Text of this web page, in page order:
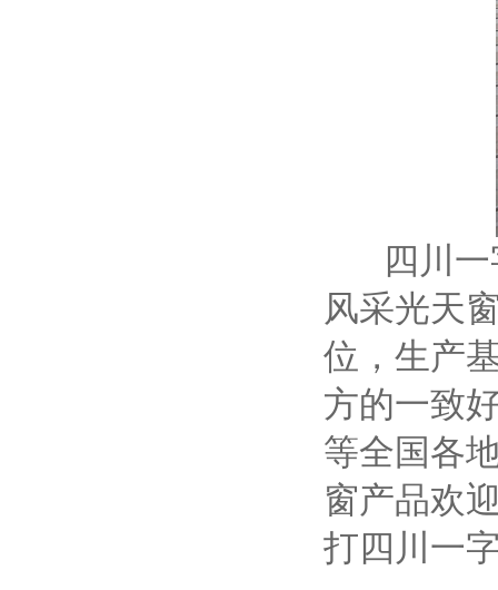
四川一
风采光天
位，生产
方的一致
等全国各
窗产品欢
打四川一